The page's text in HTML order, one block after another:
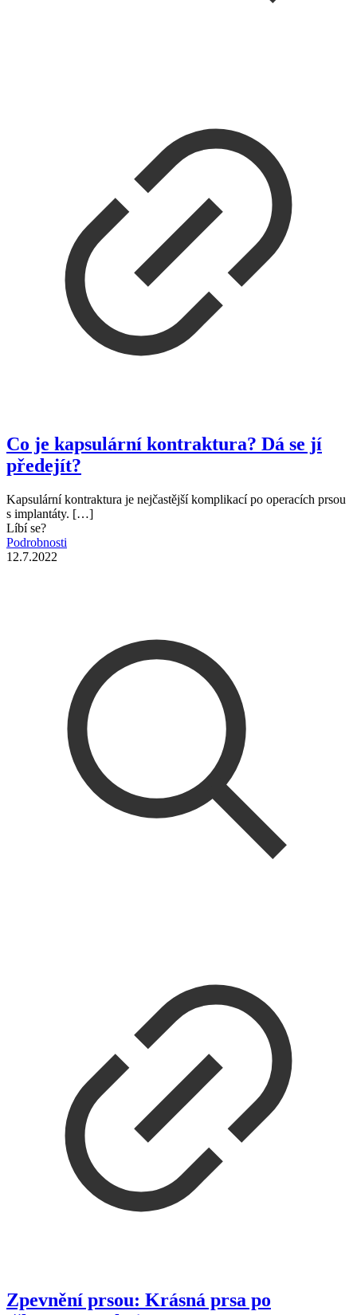
Co je kapsulární kontraktura? Dá se jí
předejít?
Kapsulární kontraktura je nejčastější komplikací po operacích prsou
s implantáty. […]
Líbí se?
Podrobnosti
12.7.2022
Zpevnění prsou: Krásná prsa po